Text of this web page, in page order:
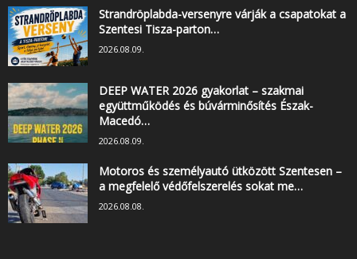
Strandröplabda-versenyre várják a csapatokat a
Szentesi Tisza-parton…
2026.08.09.
DEEP WATER 2026 gyakorlat – szakmai
együttműködés és búvárminősítés Észak-
Macedó…
2026.08.09.
Motoros és személyautó ütközött Szentesen –
a megfelelő védőfelszerelés sokat me…
2026.08.08.